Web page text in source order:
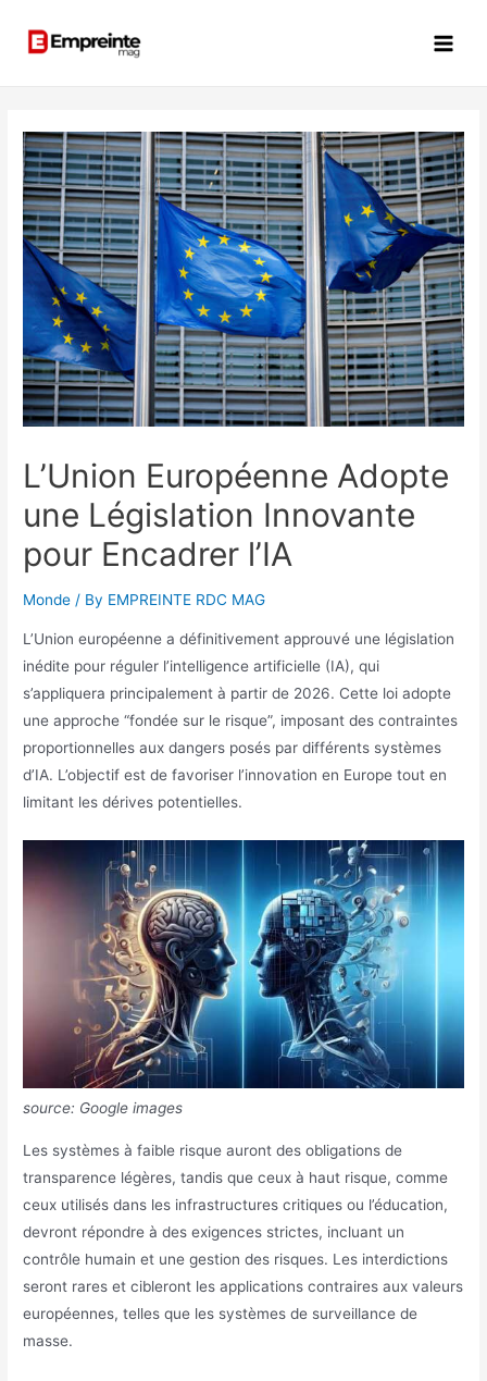
L’Union Européenne Adopte
une Législation Innovante
pour Encadrer l’IA
Monde / By EMPREINTE RDC MAG
L’Union européenne a définitivement approuvé une législation
inédite pour réguler l’intelligence artificielle (IA), qui
s’appliquera principalement à partir de 2026. Cette loi adopte
une approche “fondée sur le risque”, imposant des contraintes
proportionnelles aux dangers posés par différents systèmes
d’IA. L’objectif est de favoriser l’innovation en Europe tout en
limitant les dérives potentielles.
source: Google images
Les systèmes à faible risque auront des obligations de
transparence légères, tandis que ceux à haut risque, comme
ceux utilisés dans les infrastructures critiques ou l’éducation,
devront répondre à des exigences strictes, incluant un
contrôle humain et une gestion des risques. Les interdictions
seront rares et cibleront les applications contraires aux valeurs
européennes, telles que les systèmes de surveillance de
masse.